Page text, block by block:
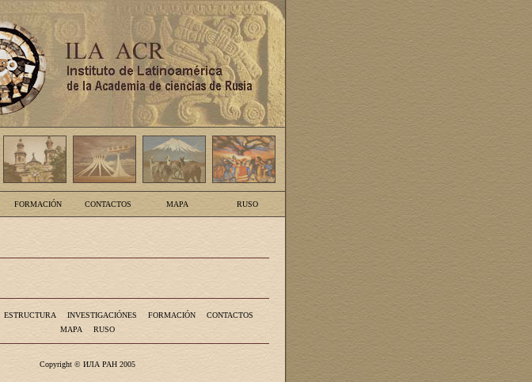
FORMACIÓN CONTACTOS MAPA RUSO
ESTRUCTURA INVESTIGACIÓNES FORMACIÓN
CONTACTOS
MAPA
RUSO
Copyright © ИЛА РАН 2005